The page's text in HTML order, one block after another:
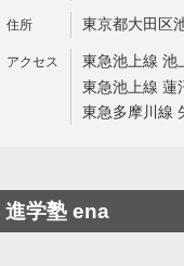
東京都大田区
東急池上線 池
東急池上線 蓮
東急多摩川線
進学塾 ena